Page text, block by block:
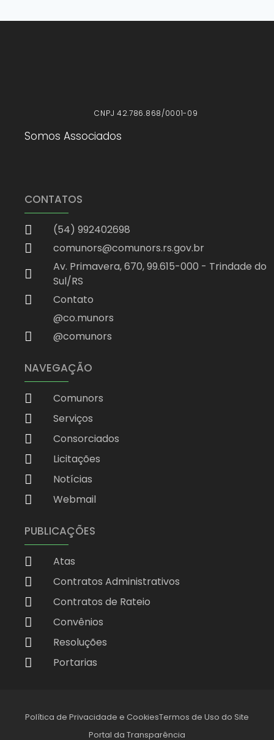
CNPJ 42.786.868/0001-09
Somos Associados
CONTATOS
(54) 992402698
comunors@comunors.rs.gov.br
Av. Primavera, 670, 99.615-000 - Trindade do
Sul/RS
Contato
@co.munors
@comunors
NAVEGAÇÃO
Comunors
Serviços
Consorciados
Licitações
Notícias
Webmail
PUBLICAÇÕES
Atas
Contratos Administrativos
Contratos de Rateio
Convênios
Resoluções
Portarias
Política de Privacidade e CookiesTermos de Uso do Site
Portal da Transparência